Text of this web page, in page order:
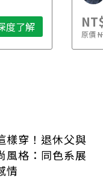
度了解 原價
樣穿！退休父與
風格：同色系展
情